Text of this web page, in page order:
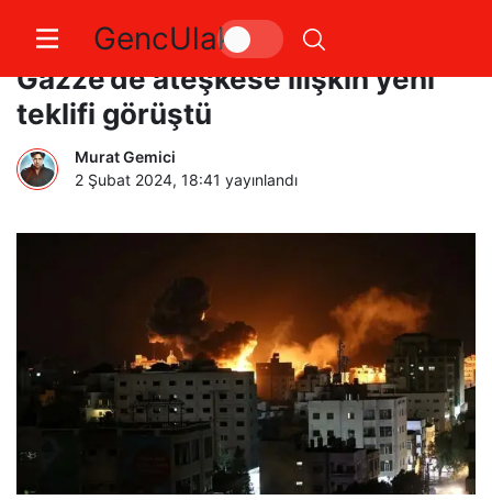
GencUlak
Hamas, Filistinli gruplarla
Gazze’de ateşkese ilişkin yeni
teklifi görüştü
Murat Gemici
2 Şubat 2024, 18:41 yayınlandı